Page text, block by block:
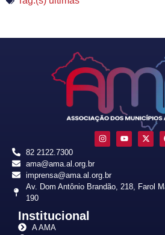
82 2122.7300
ama@ama.al.org.br
imprensa@ama.al.org.br
Av. Dom Antônio Brandão, 218, Farol
190
Institucional
A AMA